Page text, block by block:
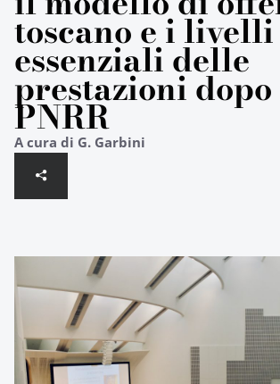
toscano e i livelli
essenziali delle
prestazioni
PNRR
A cura di G. Garbini